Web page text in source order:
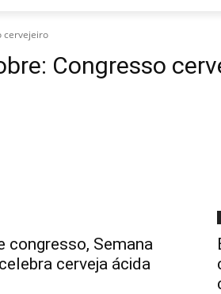
cervejeiro
Congresso
congresso, Semana
cerveja ácida